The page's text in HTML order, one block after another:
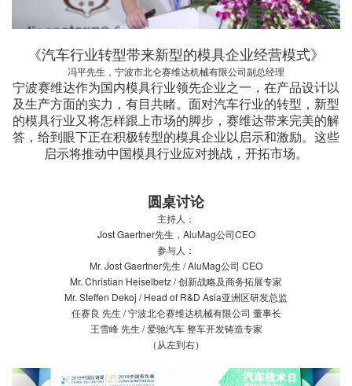
《汽车行业转型带来新型的模具企业经营模式》
冯平先生，宁波市北仑赛维达机械有限公司副总经理
宁波赛维达作为国内模具行业领先企业之一，在产品设计以
及生产方面的实力，有目共睹。面对汽车行业的转型，新型
的模具行业又将怎样跟上市场的脚步，赛维达带来完美的解
答，给到眼下正在积极转型的模具企业以启示和激励。这些
启示将推动中国模具行业应对挑战，开拓市场。
圆桌讨论
主持人：
Jost Gaertner先生，AluMag公司CEO
参与人：
Mr. Jost Gaertner先生 / AluMag公司 CEO
Mr. Christian Heiselbetz / 创新战略及商务拓展专家
Mr. Steffen Dekoj / Head of R&D Asia亚洲区研发总监
任赛良 先生 / 宁波北仑赛维达机械有限公司 董事长
王雪峰 先生 / 爱驰汽车 整车开发铸造专家
（从左到右）